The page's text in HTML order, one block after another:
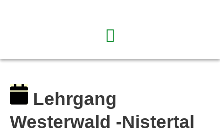
Lehrgang
Westerwald -Nistertal